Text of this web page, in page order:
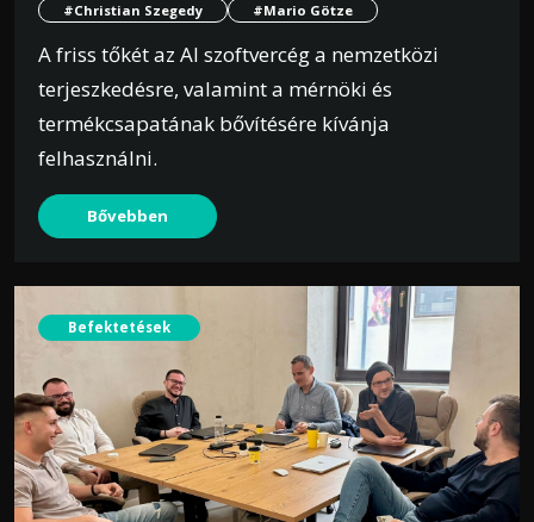
#Christian Szegedy
#Mario Götze
A friss tőkét az AI szoftvercég a nemzetközi
terjeszkedésre, valamint a mérnöki és
termékcsapatának bővítésére kívánja
felhasználni.
Bővebben
Befektetések